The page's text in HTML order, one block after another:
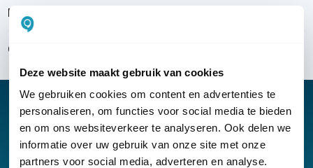
Deze website maakt gebruik van cookies
We gebruiken cookies om content en advertenties te
personaliseren, om functies voor social media te bieden
en om ons websiteverkeer te analyseren. Ook delen we
informatie over uw gebruik van onze site met onze
partners voor social media, adverteren en analyse.
Bezorgen & installeren
Over KommaGo
Nieuwsbrief